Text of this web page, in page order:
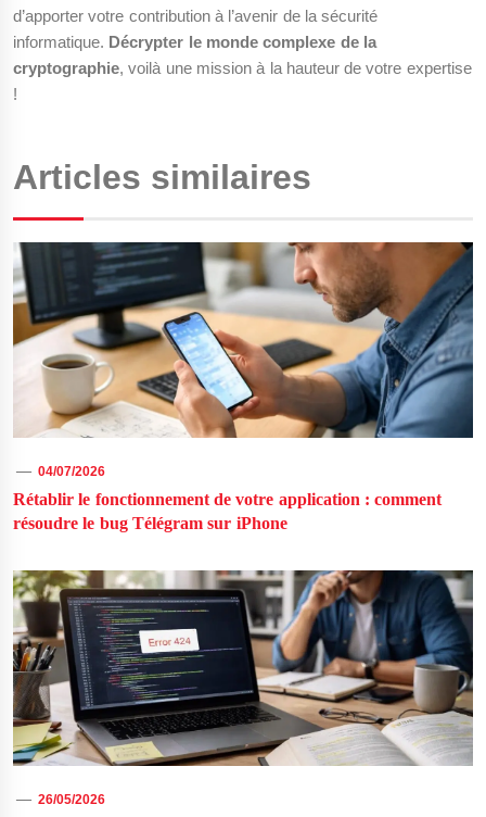
d’apporter votre contribution à l’avenir de la sécurité
informatique. Décrypter le monde complexe de la
cryptographie, voilà une mission à la hauteur de votre expertise
!
Articles similaires
04/07/2026
Rétablir le fonctionnement de votre application : comment
résoudre le bug Télégram sur iPhone
26/05/2026